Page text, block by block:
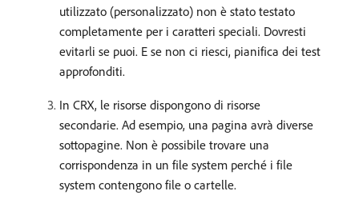
utilizzato (personalizzato) non è stato testato
completamente per i caratteri speciali. Dovresti
evitarli se puoi. E se non ci riesci, pianifica dei test
approfonditi.
In CRX, le risorse dispongono di risorse
secondarie. Ad esempio, una pagina avrà diverse
sottopagine. Non è possibile trovare una
corrispondenza in un file system perché i file
system contengono file o cartelle.